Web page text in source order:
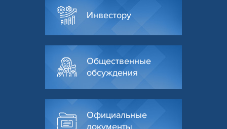
Инвестору
Общественные
обсуждения
Официальные
документы